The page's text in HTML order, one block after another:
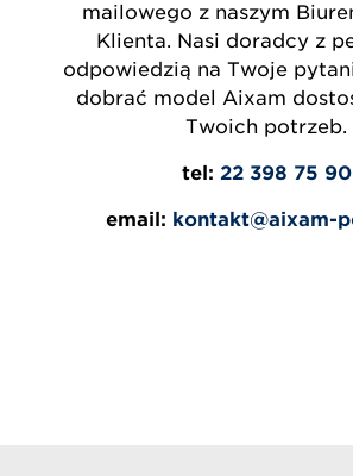
mailowego z naszym
Klienta. Nasi doradcy z
odpowiedzią na Twoje
dobrać model Aixam
Twoich potrzeb.
tel: 22 398 75 90
email: kontakt@aixam-